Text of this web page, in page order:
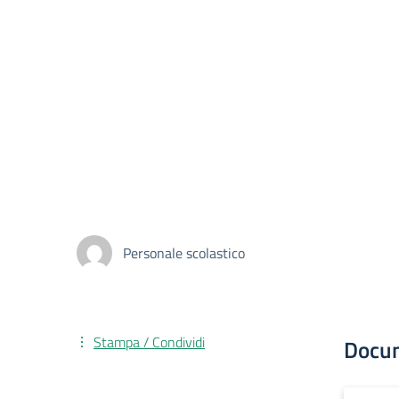
Personale scolastico
Stampa / Condividi